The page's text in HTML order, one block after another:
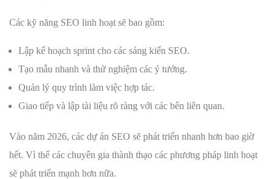
Các kỹ năng SEO linh hoạt sẽ bao gồm:
Lập kế hoạch sprint cho các sáng kiến ​​SEO.
Tạo mẫu nhanh và thử nghiệm các ý tưởng.
Quản lý quy trình làm việc hợp tác.
Giao tiếp và lập tài liệu rõ ràng với các bên liên quan.
Vào năm 2026, các dự án SEO sẽ phát triển nhanh hơn bao giờ
hết. Vì thế các chuyên gia thành thạo các phương pháp linh hoạt
sẽ phát triển mạnh hơn nữa.